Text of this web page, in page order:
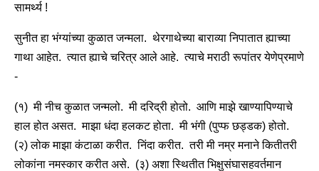
सामर्थ्य !
सुनीत हा भंग्यांच्या कुळात जन्मला. थेरगाथेच्या बाराव्या निपातात ह्याच्या
गाथा आहेत. त्यात ह्याचे चरित्र आले आहे. त्याचे मराठी रूपांतर येणेप्रमाणे
-
(१) मी नीच कुळात जन्मलो. मी दरिद्री होतो. आणि माझे खाण्यापिण्याचे
हाल होत असत. माझा धंदा हलकट होता. मी भंगी (पुप्फ छड्डक) होतो.
(२) लोक माझा कंटाळा करीत. निंदा करीत. तरी मी नम्र मनाने कितीतरी
लोकांना नमस्कार करीत असे. (३) अशा स्थितीत भिक्षुसंघासहवर्तमान